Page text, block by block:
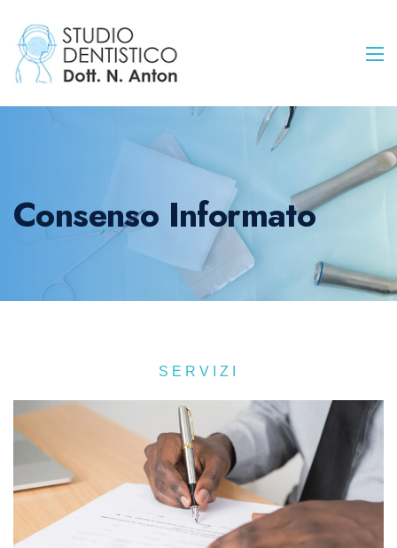
Consenso Informato
SERVIZI